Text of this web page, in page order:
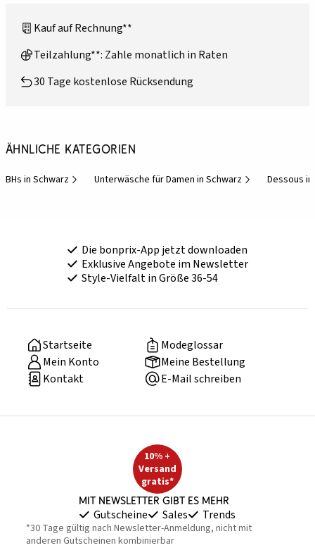
Kauf auf Rechnung**
Teilzahlung**: Zahle monatlich in Raten
30 Tage kostenlose Rücksendung
Ähnliche Kategorien
BHs in Schwarz Unterwäsche für Damen in Schwarz Dessous
Die bonprix-App jetzt downloaden
Exklusive Angebote im Newsletter
Style-Vielfalt in Größe 36-54
Startseite
Modeglossar
Mein Konto
Meine Bestellung
Kontakt
E-Mail schreiben
10% +
Versand
gratis*
Mit Newsletter gibt es mehr
Gutscheine Sales Trends
*30 Tage gültig nach Newsletter-Anmeldung, nicht mit
anderen Gutscheinen kombinierbar